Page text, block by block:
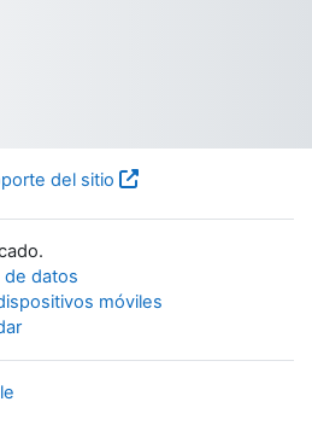
del sitio
de datos
móviles